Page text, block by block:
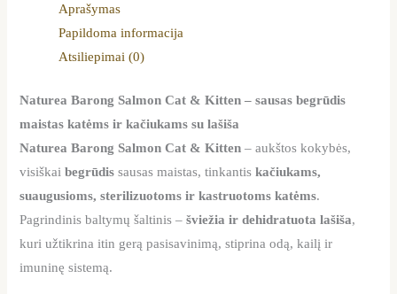
Aprašymas
Papildoma informacija
Atsiliepimai (0)
Naturea Barong Salmon Cat & Kitten – sausas begrūdis
maistas katėms ir kačiukams su lašiša
Naturea Barong Salmon Cat & Kitten – aukštos kokybės,
visiškaibegrūdis sausas maistas, tinkantiskačiukams,
suaugusioms, sterilizuotoms ir kastruotoms katėms.
Pagrindinis baltymų šaltinis –šviežia ir dehidratuota lašiša,
kuri užtikrina itin gerą pasisavinimą, stiprina odą, kailį ir
imuninę sistemą.